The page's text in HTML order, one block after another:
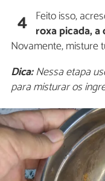
4 Feito isso,
roxa picada,
Novamente, misture
Dica:Nessa etapa
para misturar os